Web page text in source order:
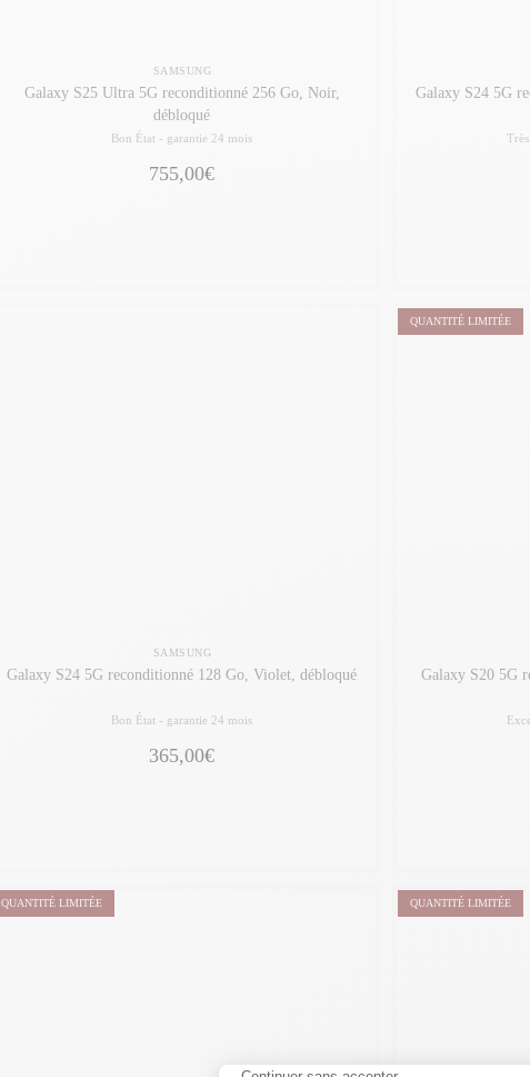
SAMSUNG
Galaxy S25 Ultra 5G reconditionné 256 Go, Noir,
débloqué
Bon État - garantie 24 mois
755,00€
Galaxy S24 5G
SAMSUNG
Galaxy S24 5G reconditionné 128 Go, Violet, débloqué
Bon État - garantie 24 mois
365,00€
QUANTITÉ LIMITÉE
Galaxy S20 5G
QUANTITÉ LIMITÉE QUANTITÉ LIMITÉE